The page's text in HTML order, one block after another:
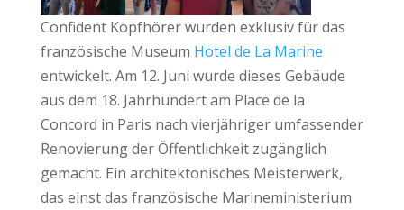
Confident Kopfhörer wurden exklusiv für das
französische Museum Hotel de La Marine
entwickelt. Am 12. Juni wurde dieses Gebäude
aus dem 18. Jahrhundert am Place de la
Concord in Paris nach vierjähriger umfassender
Renovierung der Öffentlichkeit zugänglich
gemacht. Ein architektonisches Meisterwerk,
das einst das französische Marineministerium